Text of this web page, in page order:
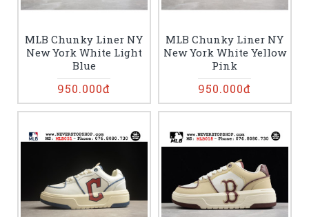
MLB Chunky Liner NY
New York White Light
Blue
950.000đ
MLB Chunky Liner NY
New York White Yellow
Pink
950.000đ